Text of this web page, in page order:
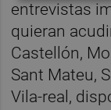
entrevistas
quieran
Castellón,
Sant Mateu,
Vila-real,